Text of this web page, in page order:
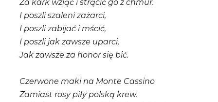
Za kark wziąć i strącić go z chmur.
I poszli szaleni zażarci,
I poszli zabijać i mścić,
I poszli jak zawsze uparci,
Jak zawsze za honor się bić.
Czerwone maki na Monte Cassino
Zamiast rosy piły polską krew.